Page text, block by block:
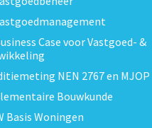
Case voor Vastgoed- &
NEN 2767 en MJOP
Bouwkunde
Basis Woningen